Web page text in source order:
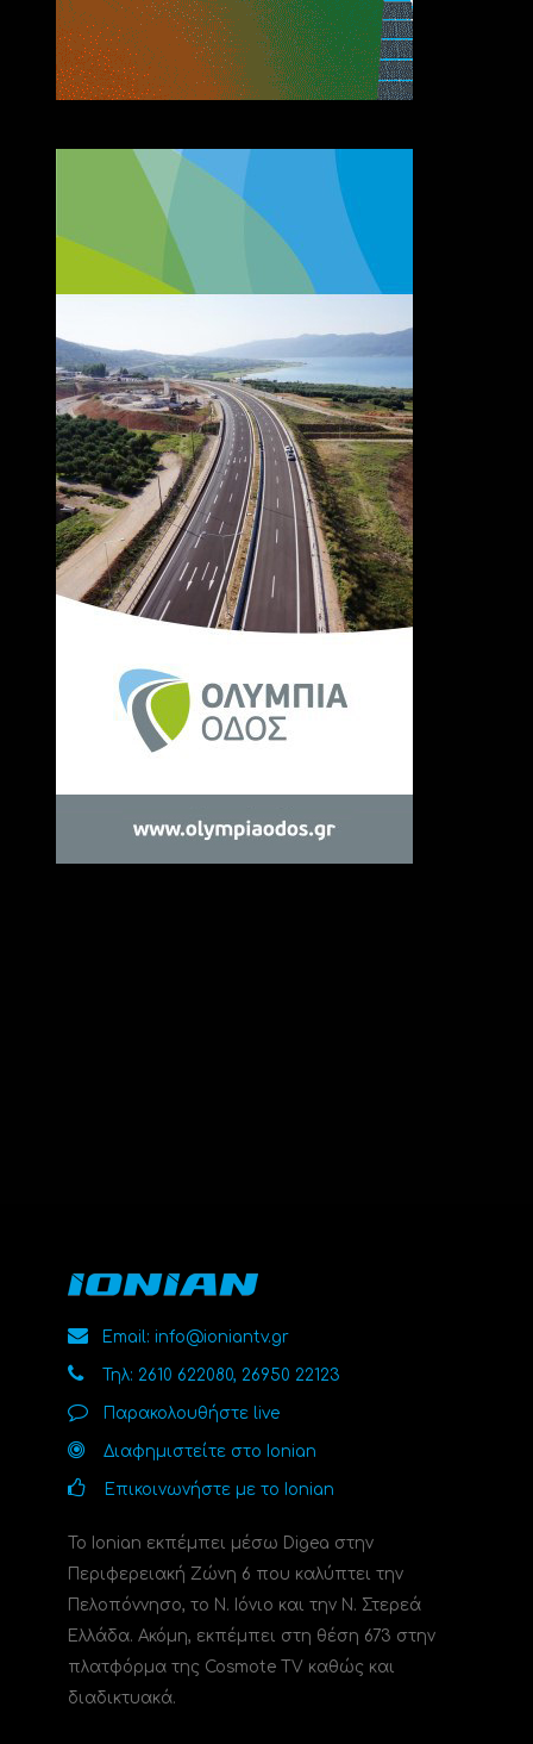
Email: info@ioniantv.gr
Τηλ: 2610 622080, 26950 22123
Παρακολουθήστε live
Διαφημιστείτε στο Ionian
Επικοινωνήστε με το Ionian
Το Ionian εκπέμπει μέσω Digea στην
Περιφερειακή Ζώνη 6 που καλύπτει την
Πελοπόννησο, το N. Ιόνιο και την Ν. Στερεά
Ελλάδα. Ακόμη, εκπέμπει στη θέση 673 στην
πλατφόρμα της Cosmote TV καθώς και
διαδικτυακά.